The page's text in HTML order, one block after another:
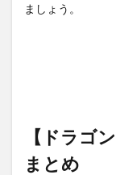
ましょう。
【ドラゴ
まとめ